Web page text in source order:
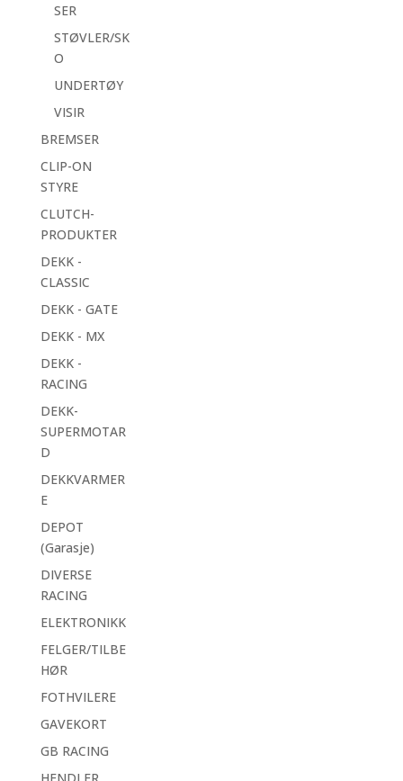
SER
STØVLER/SK
O
UNDERTØY
VISIR
BREMSER
CLIP-ON
STYRE
CLUTCH-
PRODUKTER
DEKK -
CLASSIC
DEKK - GATE
DEKK - MX
DEKK -
RACING
DEKK-
SUPERMOTAR
D
DEKKVARMER
E
DEPOT
(Garasje)
DIVERSE
RACING
ELEKTRONIKK
FELGER/TILBE
HØR
FOTHVILERE
GAVEKORT
GB RACING